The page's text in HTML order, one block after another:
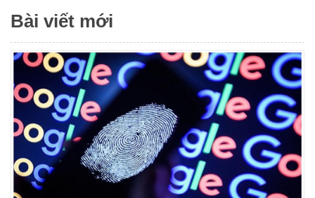
Bài viết mới